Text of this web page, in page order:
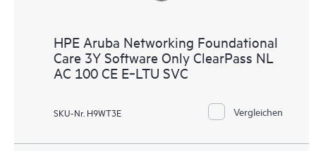
HPE Aruba Networking Foundational
Care 3Y Software Only ClearPass NL
AC 100 CE E‑LTU SVC
SKU-Nr. H9WT3E Vergleichen